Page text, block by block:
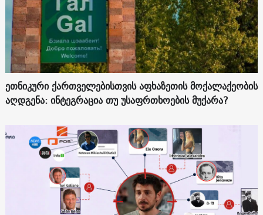
ეთნიკური ქართველებისთვის აფხაზეთის მოქალაქეობის
აღდგენა: ინტეგრაცია თუ უსაფრთხოების მუქარა?